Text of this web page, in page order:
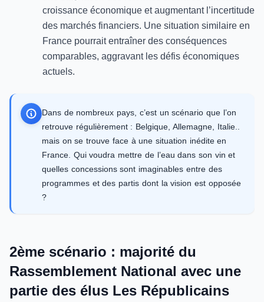
croissance économique et augmentant l’incertitude
des marchés financiers. Une situation similaire en
France pourrait entraîner des conséquences
comparables, aggravant les défis économiques
actuels.
Dans de nombreux pays, c’est un scénario que l’on
retrouve régulièrement : Belgique, Allemagne, Italie..
mais on se trouve face à une situation inédite en
France. Qui voudra mettre de l’eau dans son vin et
quelles concessions sont imaginables entre des
programmes et des partis dont la vision est opposée
?
2ème scénario : majorité du
Rassemblement National avec une
partie des élus Les Républicains